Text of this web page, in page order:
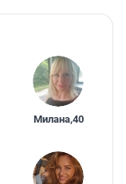
Милана,40